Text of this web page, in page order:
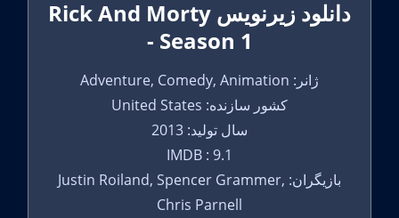
دانلود زیرنویس Rick And Morty
- Season 1
ژانر: Adventure, Comedy, Animation
کشور سازنده: United States
سال تولید: 2013
IMDB : 9.1
بازیگران: Justin Roiland, Spencer Grammer,
Chris Parnell